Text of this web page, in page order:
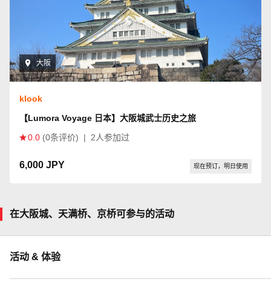
大阪
klook
【Lumora Voyage 日本】大阪城武士历史之旅
0.0 (0条评价) | 2人参加过
6,000 JPY 现在预订，明日使用
在大阪城、天满桥、京桥可参与的活动
活动 & 体验